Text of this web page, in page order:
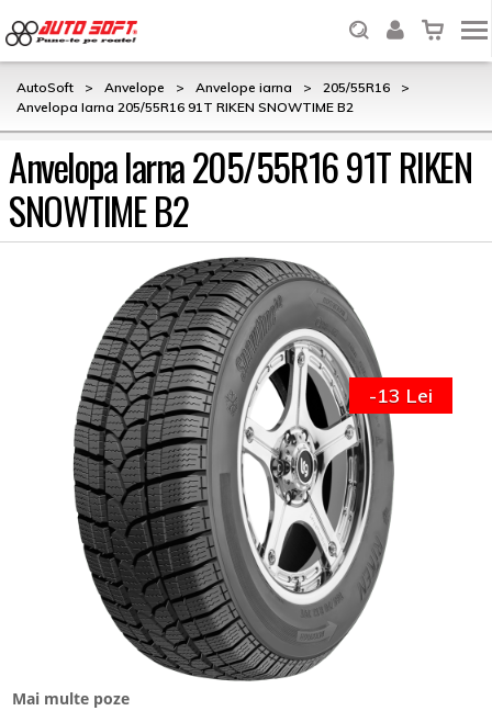
AutoSoft > Anvelope > Anvelope iarna > 205/55R16
>
Anvelopa Iarna 205/55R16 91T RIKEN SNOWTIME B2
Anvelopa Iarna 205/55R16 91T RIKEN
SNOWTIME B2
Mai multe poze
-13 Lei